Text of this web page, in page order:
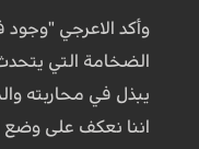
وأكد الاعرجي
الضخامة التي
يبذل في محاربته
اننا نعكف على